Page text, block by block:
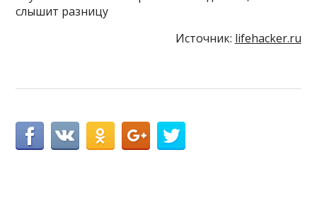
слышит разницу
Источник: lifehacker.ru